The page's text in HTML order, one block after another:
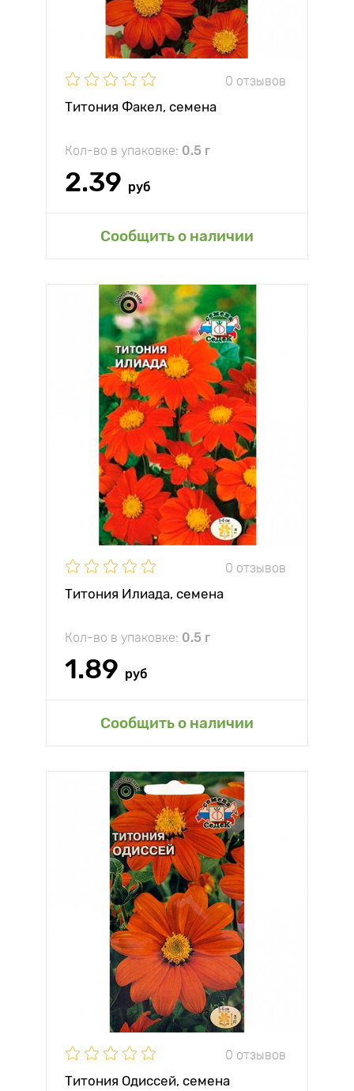
0 отзывов
Титония Факел, семена
Кол-во в упаковке: 0.5 г
2.39 руб
Сообщить о наличии
0 отзывов
Титония Илиада, семена
Кол-во в упаковке: 0.5 г
1.89 руб
Сообщить о наличии
0 отзывов
Титония Одиссей, семена